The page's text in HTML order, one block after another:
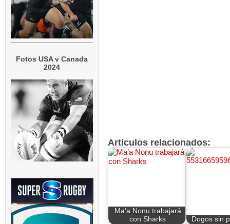
Fotos USA v Canada
2024
Articulos relacionados:
Ma’a Nonu trabajará
con Sharks
Dogos sin